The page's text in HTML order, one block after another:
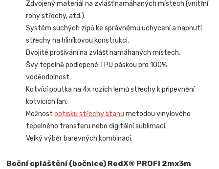
Zdvojený materiál na zvlášť namáhaných místech (vnitřní
rohy střechy, atd.).
Systém suchých zipů ke správnému uchycení a napnutí
střechy na hliníkovou konstrukci.
Dvojité prošívání na zvlášť namáhaných místech.
Švy tepelně podlepené TPU páskou pro 100%
voděodolnost.
Kotvící poutka na 4x rozích lemů střechy k připevnění
kotvících lan.
Možnostpotisku střechy stanu metodou vinylového
tepelného transferu nebo digitální sublimací.
Velký výběr barevných kombinací.
Boční opláštění (bočnice) RedX® PROFI 2mx3m